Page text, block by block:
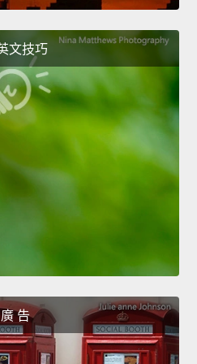
文技巧
廣 告